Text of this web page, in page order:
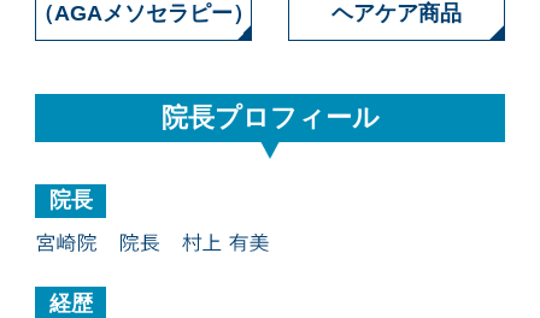
（AGAメソセラピー）
ヘアケア商品
院長プロフィール
院長
経歴